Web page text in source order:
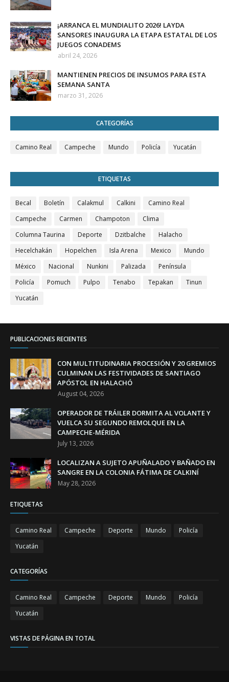
¡ARRANCA EL MUNDIALITO 2026! LAYDA
SANSORES INAUGURA LA ETAPA ESTATAL DE LOS
JUEGOS CONADEMS
abril 24, 2026
MANTIENEN PRECIOS DE INSUMOS PARA ESTA
SEMANA SANTA
marzo 31, 2026
CATEGORÍAS
Camino Real Campeche Mundo Policía Yucatán
ETIQUETAS
Becal Boletín Calakmul Calkini
Camino Real
Campeche
Carmen Champoton
Clima
Columna Taurina
Deporte Dzitbalche
Halacho
Hecelchakán
Hopelchen Isla Arena Mexico
Mundo
México
Nacional Nunkini Palizada
Península
Policía
Pomuch Pulpo Tenabo Tepakan
Tinun
Yucatán
PUBLICACIONES RECIENTES
CON MULTITUDINARIA PROCESIÓN Y 20 GREMIOS
CULMINAN LAS FESTIVIDADES DE SANTIAGO
APÓSTOL EN HALACHÓ
August 04, 2026
OPERADOR DE TRÁILER DORMITA AL VOLANTE Y
VUELCA SU SEGUNDO REMOLQUE EN LA
CAMPECHE-MÉRIDA
July 13, 2026
LOCALIZAN A SUJETO APUÑALADO Y BAÑADO EN
SANGRE EN LA COLONIA FÁTIMA DE CALKINÍ
May 28, 2026
ETIQUETAS
Camino Real Campeche Deporte Mundo
Policía
Yucatán
CATEGORÍAS
Camino Real Campeche Deporte Mundo
Policía
Yucatán
VISTAS DE PÁGINA EN TOTAL